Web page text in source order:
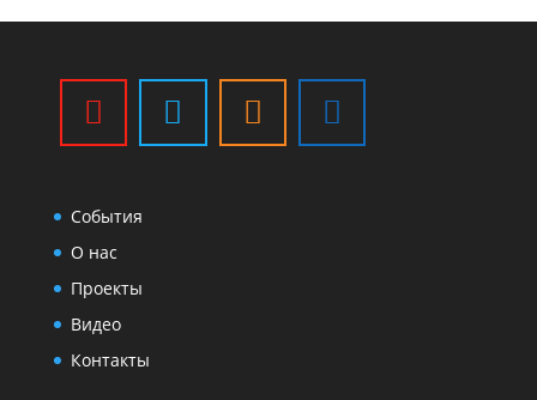
События
О нас
Проекты
Видео
Контакты